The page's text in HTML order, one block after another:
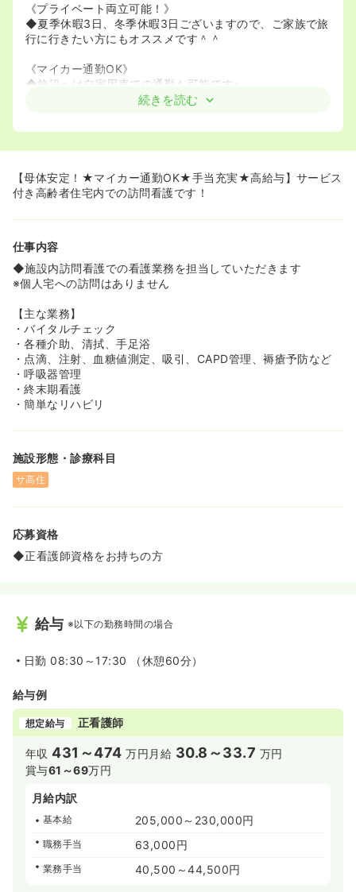
《プライベート両立可能！》
◆夏季休暇3日、冬季休暇3日ございますので、ご家族で旅
行に行きたい方にもオススメです＾＾
《マイカー通勤OK》
◆施設へは自家用車での通勤も可能です♪
◆無料の駐車場もございますので、お子様のお迎えなどが
続きを読む
【母体安定！★マイカー通勤OK★手当充実★高給与】サービス
付き高齢者住宅内での訪問看護です！
仕事内容
◆施設内訪問看護での看護業務を担当していただきます
※個人宅への訪問はありません
【主な業務】
・バイタルチェック
・各種介助、清拭、手足浴
・点滴、注射、血糖値測定、吸引、CAPD管理、褥瘡予防など
・呼吸器管理
・終末期看護
・簡単なリハビリ
施設形態・診療科目
サ高住
応募資格
◆正看護師資格をお持ちの方
給与 ※以下の勤務時間の場合
日勤 08:30～17:30 （休憩60分）
給与例
想定給与 正看護師
年収431～474 万円 月給 30.8～33.7 万円
賞与61～69万円
月給内訳
基本給 205,000～230,000円
職務手当 63,000円
業務手当 40,500～44,500円